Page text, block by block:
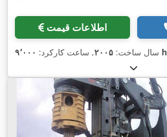
اطلاعات قیمت
سال ساخت: ۲۰۰۵, ساعت کارکرد: ۹٬۰۰۰ h